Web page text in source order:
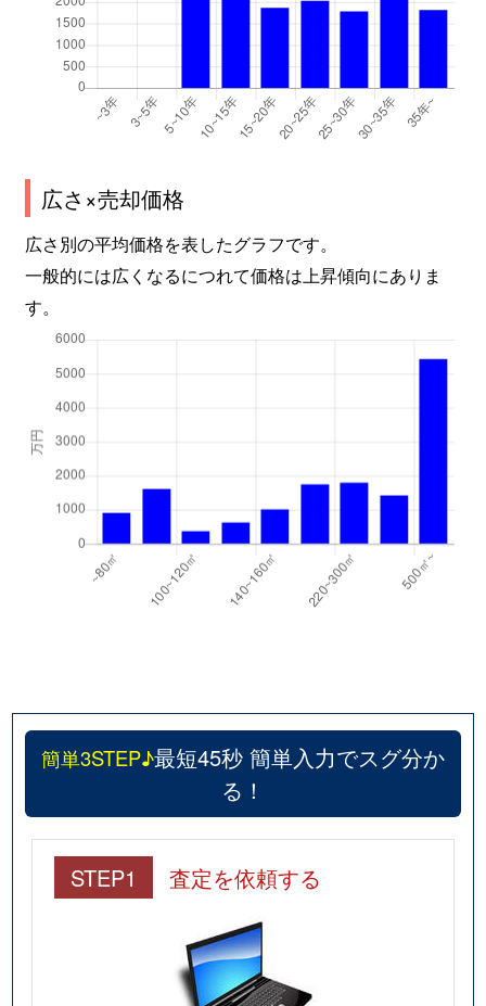
広さ×売却価格
広さ別の平均価格を表したグラフです。
一般的には広くなるにつれて価格は上昇傾向にありま
す。
簡単3STEP♪最短45秒 簡単入力でスグ分か
る！
STEP1 査定を依頼する